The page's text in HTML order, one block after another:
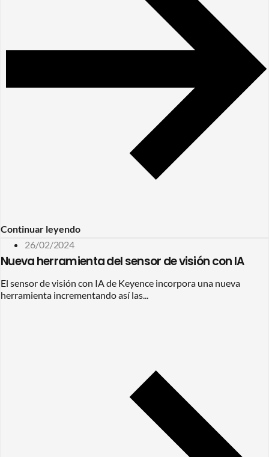
Continuar leyendo
26/02/2024
Nueva herramienta del sensor de visión con IA
El sensor de visión con IA de Keyence incorpora una nueva
herramienta incrementando así las...